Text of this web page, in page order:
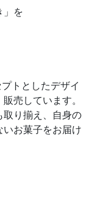
」を
トとしたデザイ
売しています。
り揃え、自身の
お菓子をお届け